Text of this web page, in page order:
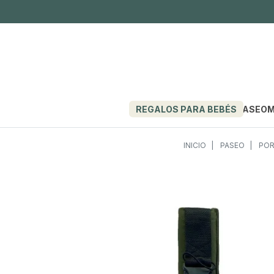
REGALOS PARA BEBÉS PASEO
INICIO PASEO